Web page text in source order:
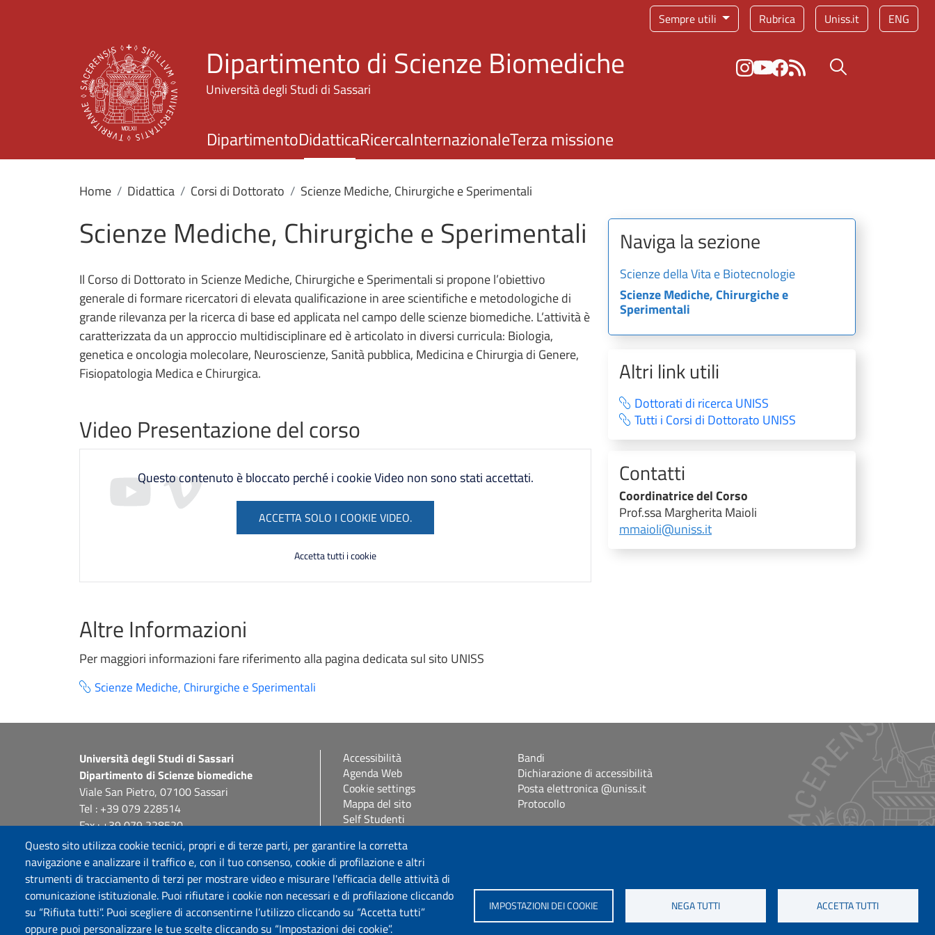
Sempre utili Rubrica Uniss.it ENG
Questo sito utilizza cookie tecnici, propri e di terze parti, per garantire la corretta
navigazione e analizzare il traffico e, con il tuo consenso, cookie di profilazione e altri
strumenti di tracciamento di terzi per mostrare video e misurare l'efficacia delle attività di
comunicazione istituzionale. Puoi rifiutare i cookie non necessari e di profilazione cliccando
su “Rifiuta tutti”. Puoi scegliere di acconsentirne l’utilizzo cliccando su “Accetta tutti”
oppure puoi personalizzare le tue scelte cliccando su “Impostazioni dei cookie”.
IMPOSTAZIONI DEI COOKIE NEGA TUTTI ACCETTA TUTTI
Dipartimento di Scienze Biomediche
Università degli Studi di Sassari
Bottone cerca
DipartimentoDidatticaRicercaInternazionaleTerza missione
Home Didattica Corsi di Dottorato Scienze Mediche, Chirurgiche e Sperimentali
Scienze Mediche, Chirurgiche e Sperimentali
Il Corso di Dottorato in Scienze Mediche, Chirurgiche e Sperimentali si propone l’obiettivo
generale di formare ricercatori di elevata qualificazione in aree scientifiche e metodologiche di
grande rilevanza per la ricerca di base ed applicata nel campo delle scienze biomediche. L’attività è
caratterizzata da un approccio multidisciplinare ed è articolato in diversi curricula: Biologia,
genetica e oncologia molecolare, Neuroscienze, Sanità pubblica, Medicina e Chirurgia di Genere,
Fisiopatologia Medica e Chirurgica.
Video Presentazione del corso
Questo contenuto è bloccato perché i cookie Video non sono stati accettati.
ACCETTA SOLO I COOKIE VIDEO.
Accetta tutti i cookie
Altre Informazioni
Per maggiori informazioni fare riferimento alla pagina dedicata sul sito UNISS
Scienze Mediche, Chirurgiche e Sperimentali
Naviga la sezione
Scienze della Vita e Biotecnologie
Scienze Mediche, Chirurgiche e
Sperimentali
Altri link utili
Dottorati di ricerca UNISS
Tutti i Corsi di Dottorato UNISS
Contatti
Coordinatrice del Corso
Prof.ssa Margherita Maioli
mmaioli@uniss.it
Università degli Studi di Sassari
Dipartimento di Scienze biomediche
Viale San Pietro, 07100 Sassari
Tel : +39 079 228514
Fax : +39 079 228520
dip.scienze.biomediche@pec.uniss.it
www.uniss.it
Accessibilità
Agenda Web
Cookie settings
Mappa del sito
Self Studenti
Bandi
Dichiarazione di accessibilità
Posta elettronica @uniss.it
Protocollo
Seguici su